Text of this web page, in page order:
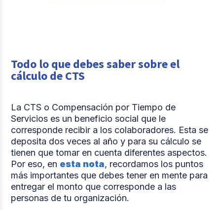
Todo lo que debes saber sobre el
cálculo de CTS
La CTS o Compensación por Tiempo de
Servicios es un beneficio social que le
corresponde recibir a los colaboradores. Esta se
deposita dos veces al año y para su cálculo se
tienen que tomar en cuenta diferentes aspectos.
Por eso, en esta nota, recordamos los puntos
más importantes que debes tener en mente para
entregar el monto que corresponde a las
personas de tu organización.